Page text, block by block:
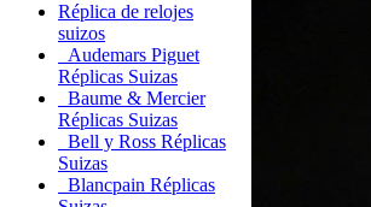
Réplica de relojes
suizos
Audemars Piguet
Réplicas Suizas
Baume & Mercier
Réplicas Suizas
Bell y Ross Réplicas
Suizas
Blancpain Réplicas